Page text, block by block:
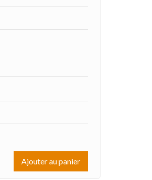
Ajouter au panier